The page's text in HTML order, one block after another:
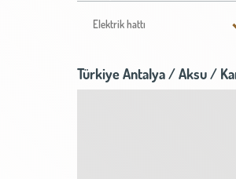
Elektrik hattı
Türkiye Antalya / Aksu/